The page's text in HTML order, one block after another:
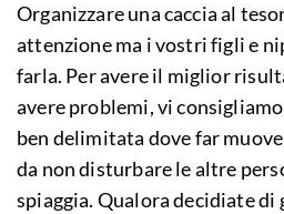
Organizzare una caccia al
attenzione ma i vostri figli e
farla. Per avere il miglior
avere problemi, vi
ben delimitata dove far
da non disturbare le altre
spiaggia. Qualora decidiate di